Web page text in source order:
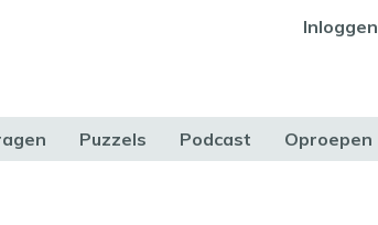
Inloggen
Puzzels Podcast Oproepen